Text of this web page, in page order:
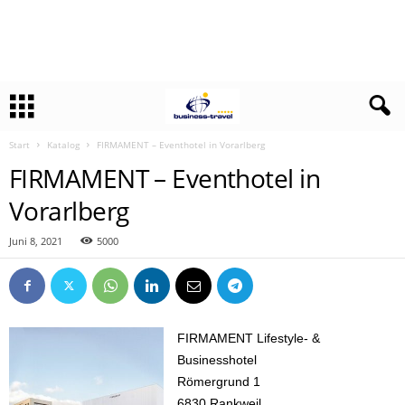
Start Katalog FIRMAMENT – Eventhotel in Vorarlberg
FIRMAMENT – Eventhotel in
Vorarlberg
Juni 8, 2021 5000
FIRMAMENT Lifestyle- &
Businesshotel
Römergrund 1